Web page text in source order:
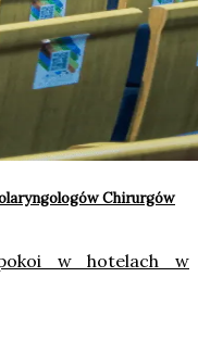
Chirurgów
w hotelach w